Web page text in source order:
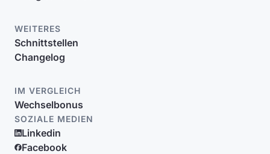
WEITERES
Schnittstellen
Changelog
IM VERGLEICH
Wechselbonus
SOZIALE MEDIEN
Linkedin
Facebook